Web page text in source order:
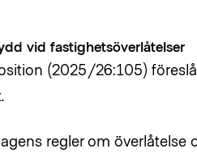
vid fastighetsöverlåtelser
(2025/26:105)
regler om